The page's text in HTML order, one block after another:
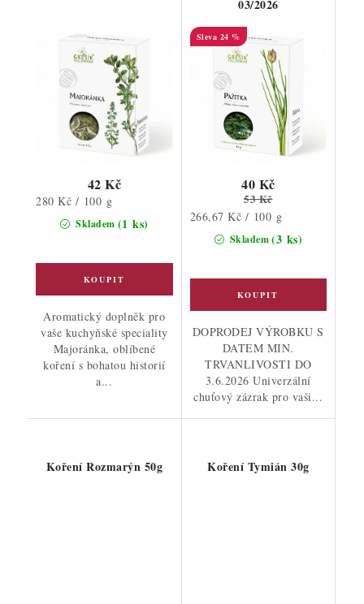
Skladem (1 ks)
42 Kč
Měrná
280 Kč / 100 g
Aromatický doplněk pro
vaše kuchyňské speciality
Majoránka, oblíbené
koření s bohatou historií
a...
03/2026
24 %
Skladem(3 ks)
40 Kč
53 Kč
Měrná
266,67 Kč / 100 g
DOPRODEJ VÝROBKU S
DATEM MIN.
TRVANLIVOSTI DO
3.6.2026 Univerzální
chuťový zázrak pro vaši...
Koření Rozmarýn 50g Koření Tymián 30g